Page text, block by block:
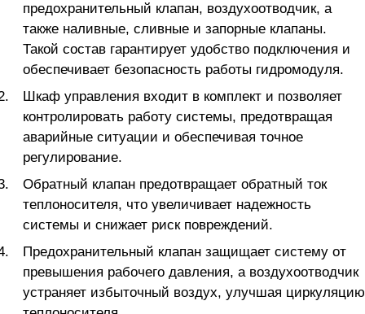
предохранительный клапан, воздухоотводчик, а
также наливные, сливные и запорные клапаны.
Такой состав гарантирует удобство подключения и
обеспечивает безопасность работы гидромодуля.
Шкаф управления входит в комплект и позволяет
контролировать работу системы, предотвращая
аварийные ситуации и обеспечивая точное
регулирование.
Обратный клапан предотвращает обратный ток
теплоносителя, что увеличивает надежность
системы и снижает риск повреждений.
Предохранительный клапан защищает систему от
превышения рабочего давления, а воздухоотводчик
устраняет избыточный воздух, улучшая циркуляцию